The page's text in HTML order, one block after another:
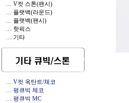
… V컷 스톤(팬시)
… 플랫백(라운드)
… 플랫백(팬시)
… 핫픽스
… 기타
… V컷 옥탄트/체코
… 평큐빅 체코
… 평큐빅 MC